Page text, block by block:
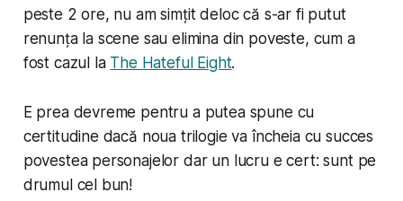
peste 2 ore, nu am simțit deloc că s-ar fi putut
renunța la scene sau elimina din poveste, cum a
fost cazul la The Hateful Eight.
E prea devreme pentru a putea spune cu
certitudine dacă noua trilogie va încheia cu succes
povestea personajelor dar un lucru e cert: sunt pe
drumul cel bun!